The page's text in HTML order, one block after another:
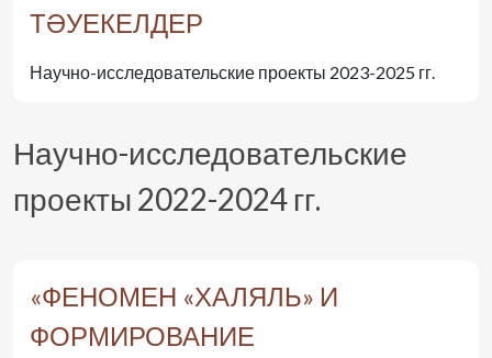
ТӘУЕКЕЛДЕР
Научно-исследовательские проекты 2023-2025 гг.
Научно-исследовательские
проекты 2022-2024 гг.
«ФЕНОМЕН «ХАЛЯЛЬ» И
ФОРМИРОВАНИЕ